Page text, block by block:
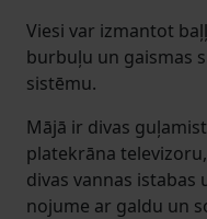
Viesi var izmantot
burbuļu un gaismas
sistēmu.
Mājā ir divas
platekrāna
divas vannas istabas
nojume ar galdu un